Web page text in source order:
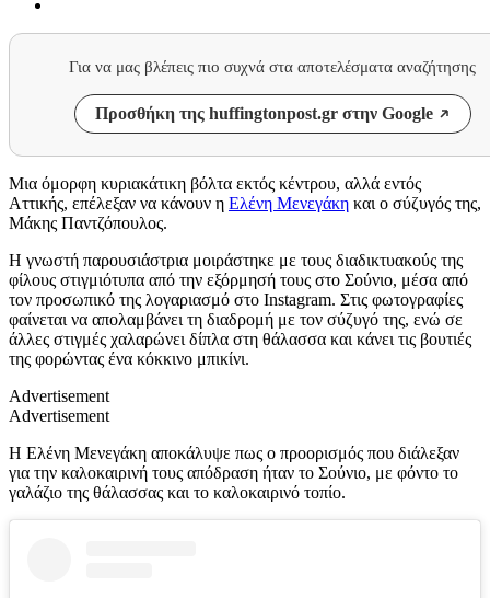
Για να μας βλέπεις πιο συχνά στα αποτελέσματα αναζήτησης
Προσθήκη της huffingtonpost.gr στην Google
Μια όμορφη κυριακάτικη βόλτα εκτός κέντρου, αλλά εντός
Αττικής, επέλεξαν να κάνουν η Ελένη Μενεγάκη και ο σύζυγός της,
Μάκης Παντζόπουλος.
Η γνωστή παρουσιάστρια μοιράστηκε με τους διαδικτυακούς της
φίλους στιγμιότυπα από την εξόρμησή τους στο Σούνιο, μέσα από
τον προσωπικό της λογαριασμό στο Instagram. Στις φωτογραφίες
φαίνεται να απολαμβάνει τη διαδρομή με τον σύζυγό της, ενώ σε
άλλες στιγμές χαλαρώνει δίπλα στη θάλασσα και κάνει τις βουτιές
της φορώντας ένα κόκκινο μπικίνι.
Advertisement
Advertisement
Η Ελένη Μενεγάκη αποκάλυψε πως ο προορισμός που διάλεξαν
για την καλοκαιρινή τους απόδραση ήταν το Σούνιο, με φόντο το
γαλάζιο της θάλασσας και το καλοκαιρινό τοπίο.